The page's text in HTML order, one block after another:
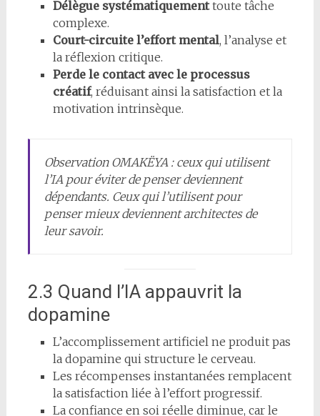
Délègue systématiquementtoute tâche
complexe.
Court-circuite l’effort mental, l’analyse et
la réflexion critique.
Perde le contact avec le processus
créatif, réduisant ainsi la satisfaction et la
motivation intrinsèque.
Observation OMAKËYA : ceux qui utilisent
l’IA pour éviter de penser deviennent
dépendants. Ceux qui l’utilisent pour
penser mieux deviennent architectes de
leur savoir.
2.3 Quand l’IA appauvrit la
dopamine
L’accomplissement artificiel ne produit pas
la dopamine qui structure le cerveau.
Les récompenses instantanées remplacent
la satisfaction liée à l’effort progressif.
La confiance en soi réelle diminue, car le